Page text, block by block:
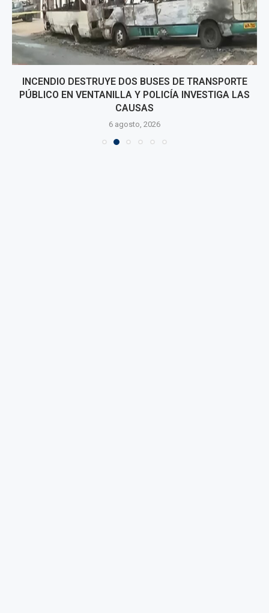
INCENDIO DESTRUYE DOS BUSES DE TRANSPORTE
PÚBLICO EN VENTANILLA Y POLICÍA INVESTIGA LAS
CAUSAS
6 agosto, 2026